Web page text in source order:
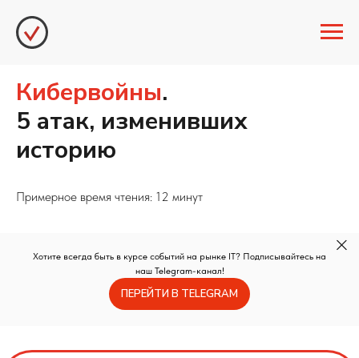
Кибервойны.
5 атак, изменивших
историю
Примерное время чтения: 12 минут
Хотите всегда быть в курсе событий на рынке IT? Подписывайтесь на
наш Telegram-канал!
ПЕРЕЙТИ В TELEGRAM